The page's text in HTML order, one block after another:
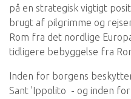
på en strategisk vigtigt
brugt af pilgrimme og
Rom fra det nordlige
tidligere bebyggelse fra
Inden for borgens
Sant 'Ippolito - og inden